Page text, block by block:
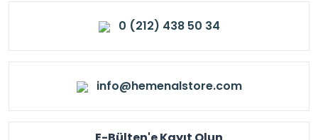
0 (212) 438 50 34
info@hemenalstore.com